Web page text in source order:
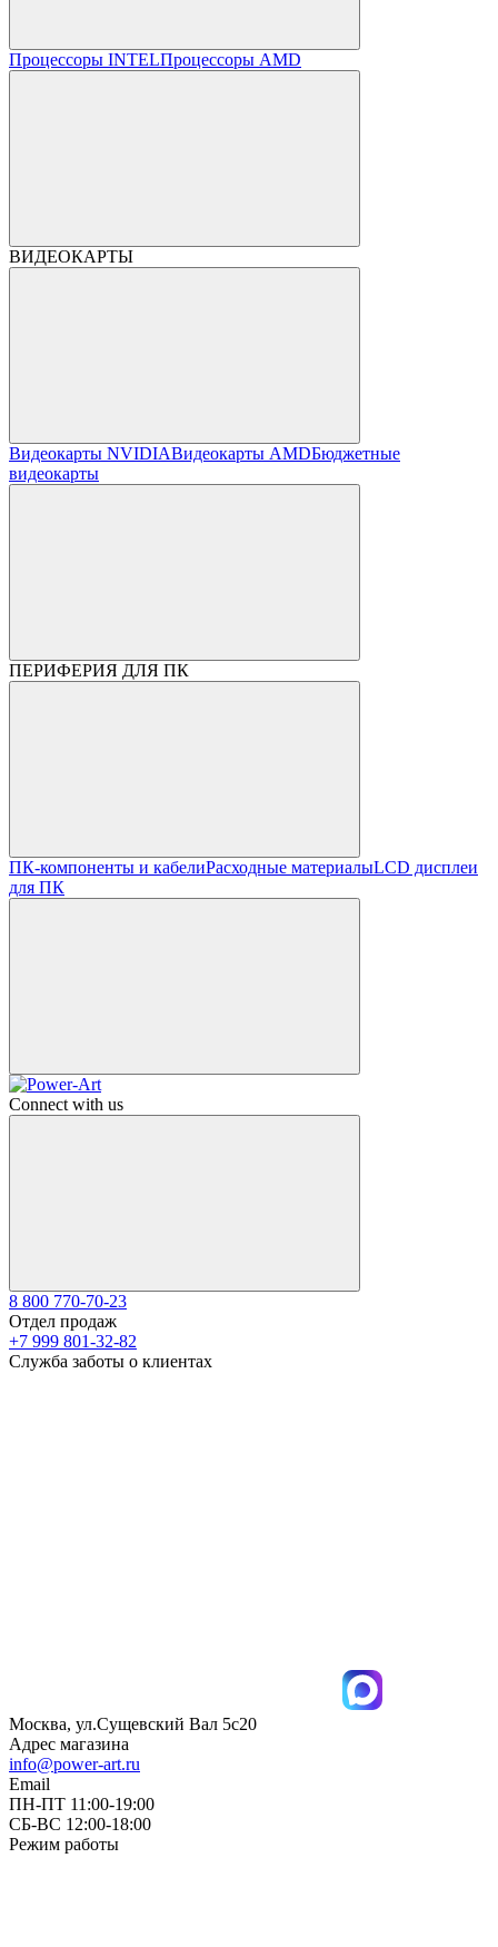
Процессоры INTELПроцессоры AMD
ВИДЕОКАРТЫ
Видеокарты NVIDIAВидеокарты AMDБюджетные
видеокарты
ПЕРИФЕРИЯ ДЛЯ ПК
ПК-компоненты и кабелиРасходные материалыLCD дисплеи
для ПК
Connect with us
8 800 770-70-23
Отдел продаж
+7 999 801-32-82
Служба заботы о клиентах
Москва, ул.Сущевский Вал 5с20
Адрес магазина
info@power-art.ru
Email
ПН-ПТ 11:00-19:00
СБ-ВС 12:00-18:00
Режим работы